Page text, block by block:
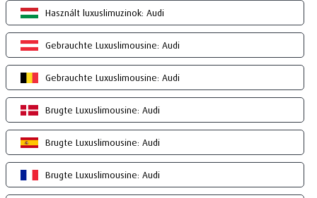
Használt luxuslimuzinok: Audi
Gebrauchte Luxuslimousine: Audi
Gebrauchte Luxuslimousine: Audi
Brugte Luxuslimousine: Audi
Brugte Luxuslimousine: Audi
Brugte Luxuslimousine: Audi